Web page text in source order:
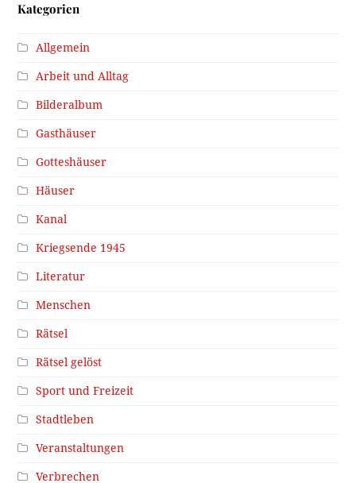
Kategorien
Allgemein
Arbeit und Alltag
Bilderalbum
Gasthäuser
Gotteshäuser
Häuser
Kanal
Kriegsende 1945
Literatur
Menschen
Rätsel
Rätsel gelöst
Sport und Freizeit
Stadtleben
Veranstaltungen
Verbrechen